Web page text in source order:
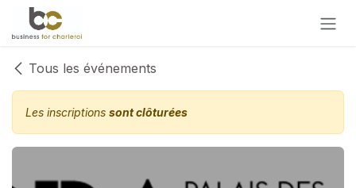
Se rendre au contenu
Tous les événements
Les inscriptions sont clôturées